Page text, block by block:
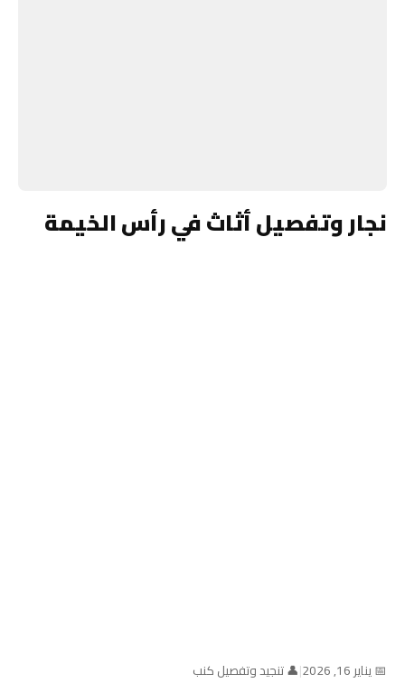
نجار وتفصيل أثاث في رأس الخيمة
📅 يناير 16, 2026 |👤 تنجيد وتفصيل كنب